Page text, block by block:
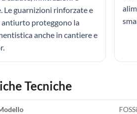
Le guarnizioni rinforzate e
antiurto proteggono la
anche in cantiere e
Tecniche